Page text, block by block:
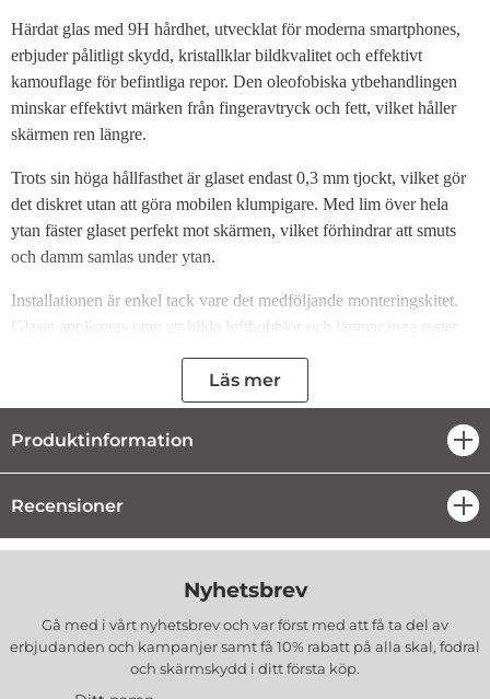
Härdat glas med 9H hårdhet, utvecklat för moderna smartphones,
erbjuder pålitligt skydd, kristallklar bildkvalitet och effektivt
kamouflage för befintliga repor. Den oleofobiska ytbehandlingen
minskar effektivt märken från fingeravtryck och fett, vilket håller
skärmen ren längre.
Trots sin höga hållfasthet är glaset endast 0,3 mm tjockt, vilket gör
det diskret utan att göra mobilen klumpigare. Med lim över hela
ytan fäster glaset perfekt mot skärmen, vilket förhindrar att smuts
och damm samlas under ytan.
Installationen är enkel tack vare det medföljande monteringskitet.
Glaset appliceras utan att bilda luftbubblor och lämnar inga rester
material erbjuder detta glas överlägsen reptålighet och säkerhet,
förstärkt med rundade kanter för maximal användartrygghet.
Specifikationer:
Tjocklek: 0.3 mm
hållbar förpackning med eurohål. Priset gäller för en enskild
Paketet inkluderar:
Läs mer
Produktinformation
Recensioner
Nyhetsbrev
Gå med i vårt nyhetsbrev och var först med att få ta del av
erbjudanden och kampanjer samt få 10% rabatt på alla skal, fodral
och skärmskydd i ditt första köp.